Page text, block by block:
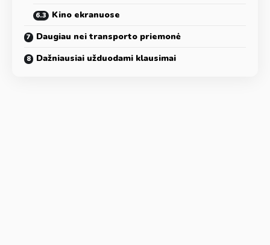
Kino ekranuose
Daugiau nei transporto priemonė
Dažniausiai užduodami klausimai